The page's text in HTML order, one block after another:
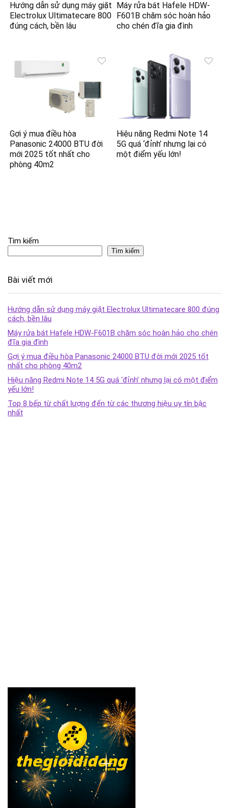
Hướng dẫn sử dụng máy giặt
Electrolux Ultimatecare 800
đúng cách, bền lâu
Máy rửa bát Hafele HDW-
F601B chăm sóc hoàn hảo
cho chén đĩa gia đình
Gợi ý mua điều hòa
Panasonic 24000 BTU đời
mới 2025 tốt nhất cho
phòng 40m2
Hiệu năng Redmi Note 14
5G quá ‘đỉnh’ nhưng lại có
một điểm yếu lớn!
Tìm kiếm
Tìm kiếm
Bài viết mới
Hướng dẫn sử dụng máy giặt Electrolux Ultimatecare 800 đúng
cách, bền lâu
Máy rửa bát Hafele HDW-F601B chăm sóc hoàn hảo cho chén
đĩa gia đình
Gợi ý mua điều hòa Panasonic 24000 BTU đời mới 2025 tốt
nhất cho phòng 40m2
Hiệu năng Redmi Note 14 5G quá ‘đỉnh’ nhưng lại có một điểm
yếu lớn!
Top 8 bếp từ chất lượng đến từ các thương hiệu uy tín bậc
nhất